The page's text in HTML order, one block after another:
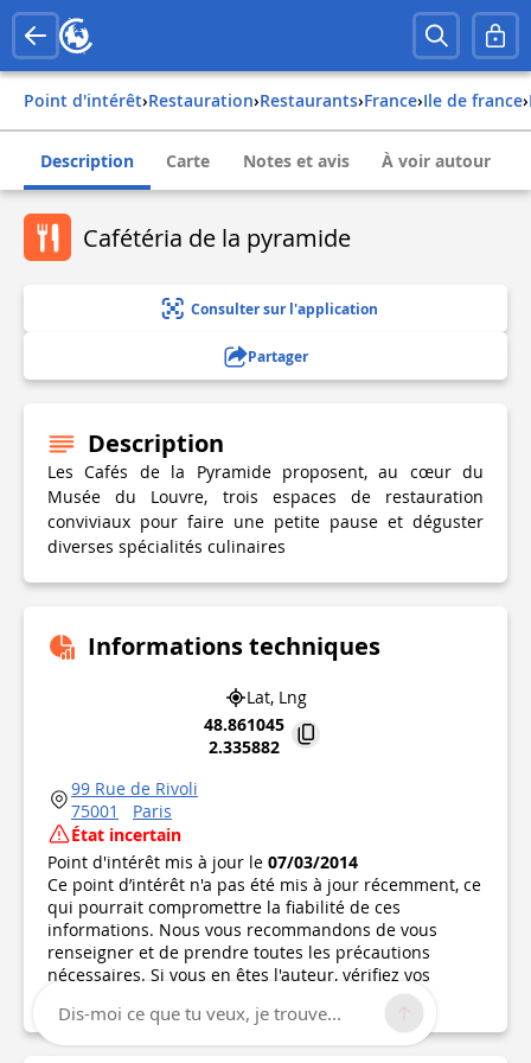
Point d'intérêt› Restauration› Restaurants› france› ile de france›
Description Carte Notes et avis À voir autour
Cafétéria de la pyramide
Consulter sur l'application
Partager
Description
Les Cafés de la Pyramide proposent, au cœur du
Musée du Louvre, trois espaces de restauration
conviviaux pour faire une petite pause et déguster
diverses spécialités culinaires
Informations techniques
Lat, Lng
48.861045
2.335882
99 Rue de Rivoli
75001
Paris
État incertain
Point d'intérêt mis à jour le 07/03/2014
Ce point d’intérêt n'a pas été mis à jour récemment, ce
qui pourrait compromettre la fiabilité de ces
informations. Nous vous recommandons de vous
renseigner et de prendre toutes les précautions
nécessaires. Si vous en êtes l'auteur, vérifiez vos
Dis-moi ce que tu veux, je trouve...